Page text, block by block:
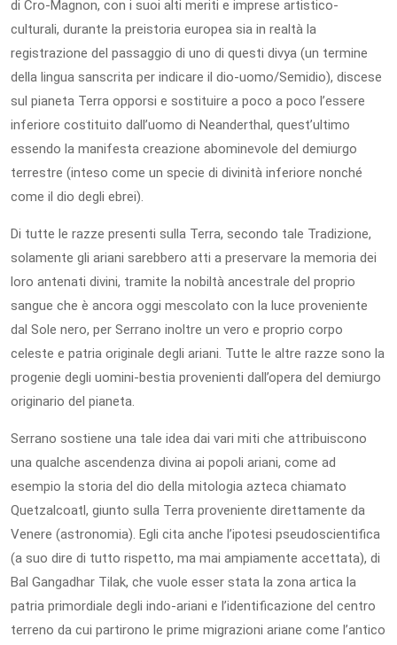
di Cro-Magnon, con i suoi alti meriti e imprese artistico-
culturali, durante la preistoria europea sia in realtà la
registrazione del passaggio di uno di questi divya (un termine
della lingua sanscrita per indicare il dio-uomo/Semidio), discese
sul pianeta Terra opporsi e sostituire a poco a poco l’essere
inferiore costituito dall’uomo di Neanderthal, quest’ultimo
essendo la manifesta creazione abominevole del demiurgo
terrestre (inteso come un specie di divinità inferiore nonché
come il dio degli ebrei).
Di tutte le razze presenti sulla Terra, secondo tale Tradizione,
solamente gli ariani sarebbero atti a preservare la memoria dei
loro antenati divini, tramite la nobiltà ancestrale del proprio
sangue che è ancora oggi mescolato con la luce proveniente
dal Sole nero, per Serrano inoltre un vero e proprio corpo
celeste e patria originale degli ariani. Tutte le altre razze sono la
progenie degli uomini-bestia provenienti dall’opera del demiurgo
originario del pianeta.
Serrano sostiene una tale idea dai vari miti che attribuiscono
una qualche ascendenza divina ai popoli ariani, come ad
esempio la storia del dio della mitologia azteca chiamato
Quetzalcoatl, giunto sulla Terra proveniente direttamente da
Venere (astronomia). Egli cita anche l’ipotesi pseudoscientifica
(a suo dire di tutto rispetto, ma mai ampiamente accettata), di
Bal Gangadhar Tilak, che vuole esser stata la zona artica la
patria primordiale degli indo-ariani e l’identificazione del centro
terreno da cui partirono le prime migrazioni ariane come l’antico